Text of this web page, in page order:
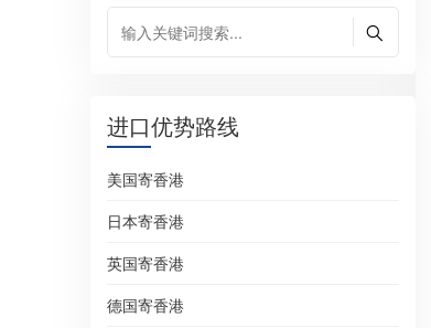
进口优势路线
美国寄香港
日本寄香港
英国寄香港
德国寄香港